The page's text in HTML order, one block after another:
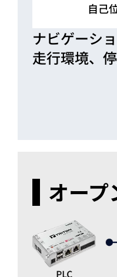
自己
ナビゲーシ
走行環境、
オー